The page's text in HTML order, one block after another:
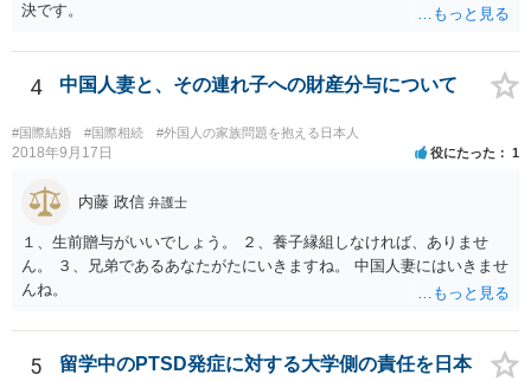
決です。
4 中国人妻と、その連れ子への財産分与について
#国際結婚 #国際相続 #外国人の家族問題を抱える日本人
2018年9月17日 役にたった 1
内藤 政信 弁護士
１、生前贈与がいいでしょう。 ２、養子縁組しなければ、ありませ
ん。 ３、兄弟であるあなたがたにいきますね。 中国人妻にはいきませ
んね。
5
留学中のPTSD発症に対する大学側の責任を日本